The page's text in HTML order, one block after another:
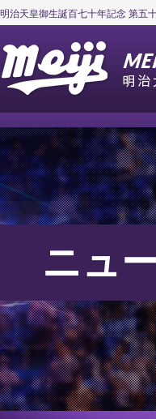
明治天皇御生誕百七十年記念 第五
ニュ